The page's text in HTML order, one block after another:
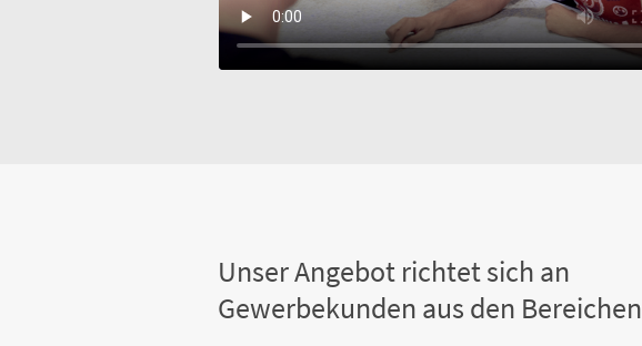
Unser Angebot richtet sich an
Gewerbekunden aus den Bereichen